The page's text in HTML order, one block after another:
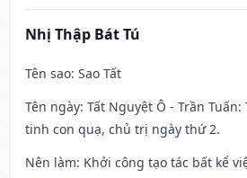
Nhị Thập Bát Tú
Tên sao: Sao Tất
Tên ngày: Tất Nguyệt Ô - Trần Tuấn:
tinh con quạ, chủ trị ngày thứ 2.
Nên làm: Khởi công tạo tác bất kể